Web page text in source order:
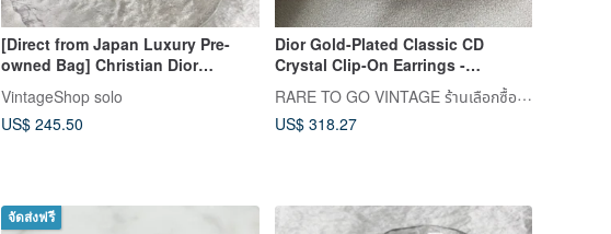
[Direct from Japan Luxury Pre-
owned Bag] Christian Dior
Christian Dior Earrings Silver Dior
Logo Rhinestone vintage y8nugf
VintageShop solo
US$ 245.50
Dior Gold-Plated Classic CD
Crystal Clip-On Earrings -
Excellent Condition - Japanese
Vintage
RARE TO GO VINTAGE ร้านเลือกซื้อสินค้าแบบวินเทจ
US$ 318.27
จัดส่งฟรี